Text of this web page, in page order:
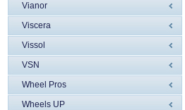
Vianor
Viscera
Vissol
VSN
Wheel Pros
Wheels UP